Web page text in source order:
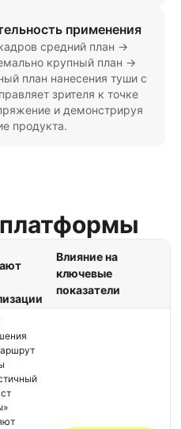
применения
средний план →
крупный план →
план нанесения туши с
зрителя к точке
и демонстрируя
продукта.
Влияние на
ключевые
показатели